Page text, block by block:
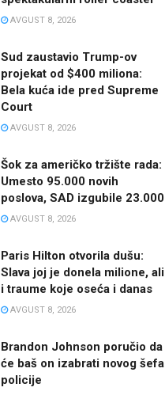
AVGUST 8, 2026
Sud zaustavio Trump-ov
projekat od $400 miliona:
Bela kuća ide pred Supreme
Court
AVGUST 8, 2026
Šok za američko tržište rada:
Umesto 95.000 novih
poslova, SAD izgubile 23.000
AVGUST 8, 2026
Paris Hilton otvorila dušu:
Slava joj je donela milione, ali
i traume koje oseća i danas
AVGUST 8, 2026
Brandon Johnson poručio da
će baš on izabrati novog šefa
policije